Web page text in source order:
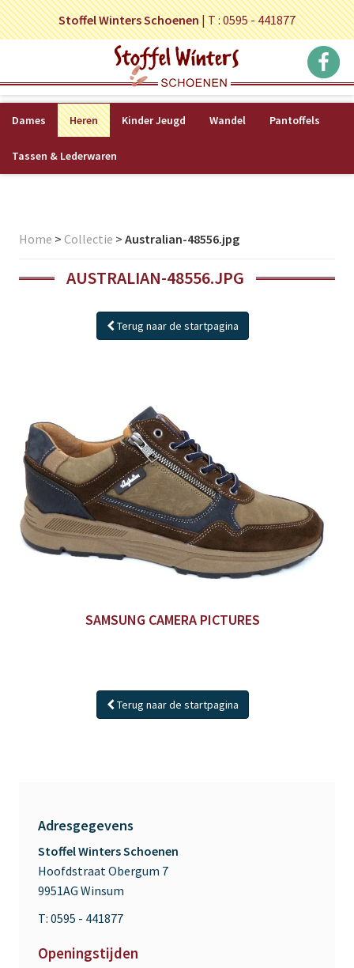
Stoffel Winters Schoenen|T : 0595 - 441877
Dames Heren Kinder Jeugd Wandel Pantoffels
Tassen & Lederwaren
Home > Collectie > Australian-48556.jpg
AUSTRALIAN-48556.JPG
Terug naar de startpagina
SAMSUNG CAMERA PICTURES
Terug naar de startpagina
Adresgegevens
Stoffel Winters Schoenen
Hoofdstraat Obergum 7
9951AG Winsum
T: 0595 - 441877
Openingstijden